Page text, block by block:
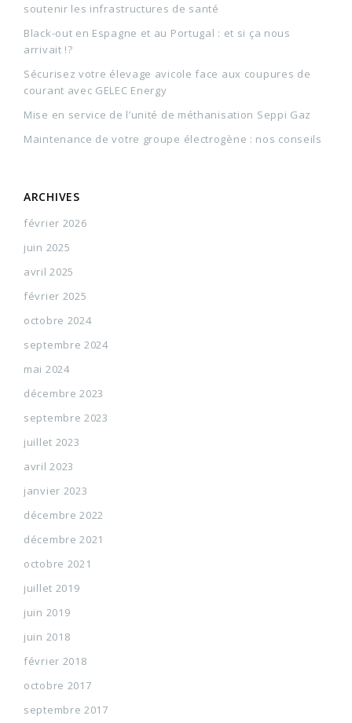
soutenir les infrastructures de santé
Black-out en Espagne et au Portugal : et si ça nous
arrivait !?
Sécurisez votre élevage avicole face aux coupures de
courant avec GELEC Energy
Mise en service de l’unité de méthanisation Seppi Gaz
Maintenance de votre groupe électrogène : nos conseils
ARCHIVES
février 2026
juin 2025
avril 2025
février 2025
octobre 2024
septembre 2024
mai 2024
décembre 2023
septembre 2023
juillet 2023
avril 2023
janvier 2023
décembre 2022
décembre 2021
octobre 2021
juillet 2019
juin 2019
juin 2018
février 2018
octobre 2017
septembre 2017